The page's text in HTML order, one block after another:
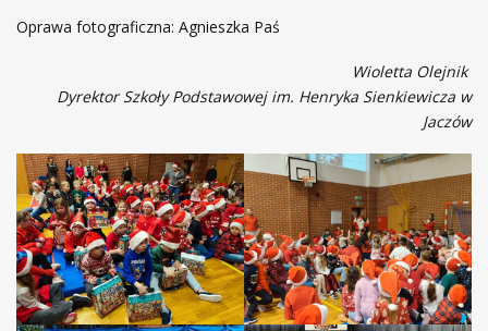
Oprawa fotograficzna: Agnieszka Paś
Wioletta Olejnik
Dyrektor Szkoły Podstawowej im. Henryka Sienkiewicza w
Jaczów